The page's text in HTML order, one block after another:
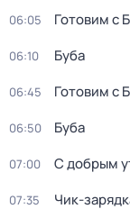
06:05 Готовим с
06:10 Буба
06:45 Готовим с
06:50 Буба
07:00 С добрым
07:35 Чик-